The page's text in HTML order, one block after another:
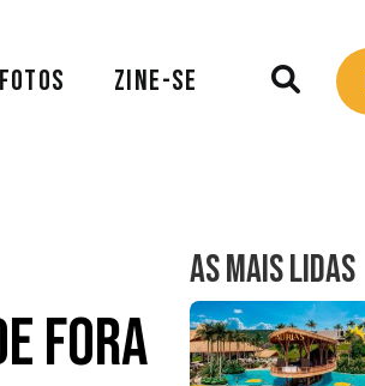
FOTOS ZINE-SE
Fora
AS MAIS LIDAS